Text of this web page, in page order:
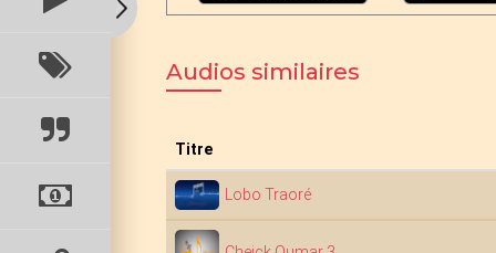
Audios similaires
Titre
Lobo Traoré